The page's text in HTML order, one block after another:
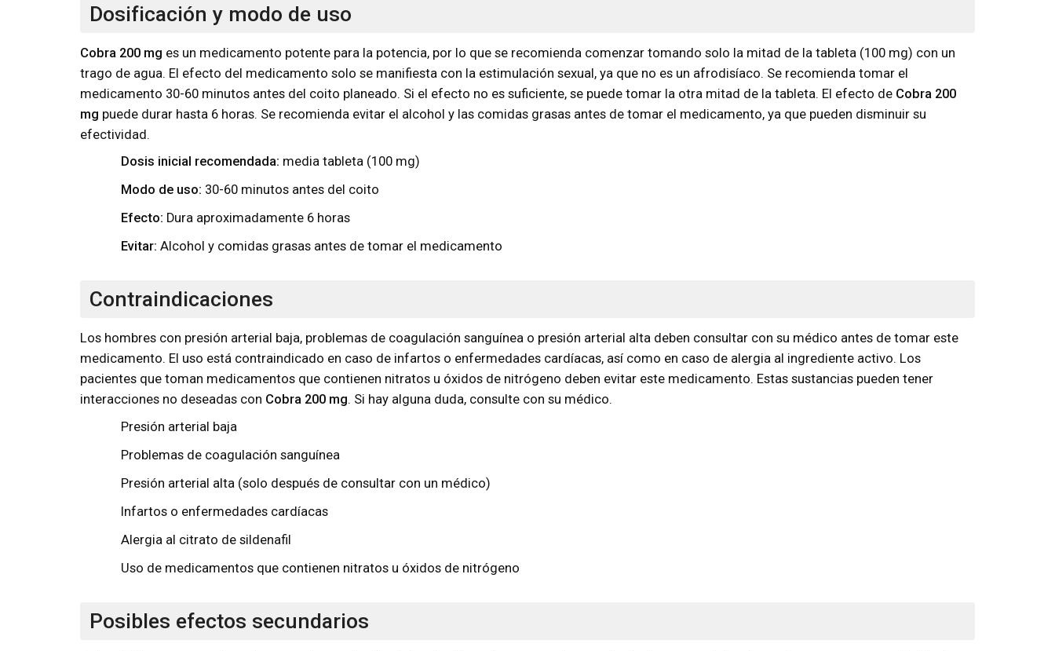
Dosificación y modo de uso
Cobra 200 mg es un medicamento potente para la potencia, por lo que se recomienda comenzar tomando solo la mitad de la tableta (100 mg) con un
trago de agua. El efecto del medicamento solo se manifiesta con la estimulación sexual, ya que no es un afrodisíaco. Se recomienda tomar el
medicamento 30-60 minutos antes del coito planeado. Si el efecto no es suficiente, se puede tomar la otra mitad de la tableta. El efecto de Cobra 200
mg puede durar hasta 6 horas. Se recomienda evitar el alcohol y las comidas grasas antes de tomar el medicamento, ya que pueden disminuir su
efectividad.
Dosis inicial recomendada: media tableta (100 mg)
Modo de uso: 30-60 minutos antes del coito
Efecto: Dura aproximadamente 6 horas
Evitar: Alcohol y comidas grasas antes de tomar el medicamento
Contraindicaciones
Los hombres con presión arterial baja, problemas de coagulación sanguínea o presión arterial alta deben consultar con su médico antes de tomar este
medicamento. El uso está contraindicado en caso de infartos o enfermedades cardíacas, así como en caso de alergia al ingrediente activo. Los
pacientes que toman medicamentos que contienen nitratos u óxidos de nitrógeno deben evitar este medicamento. Estas sustancias pueden tener
interacciones no deseadas con Cobra 200 mg. Si hay alguna duda, consulte con su médico.
Presión arterial baja
Problemas de coagulación sanguínea
Presión arterial alta (solo después de consultar con un médico)
Infartos o enfermedades cardíacas
Alergia al citrato de sildenafil
Uso de medicamentos que contienen nitratos u óxidos de nitrógeno
Posibles efectos secundarios